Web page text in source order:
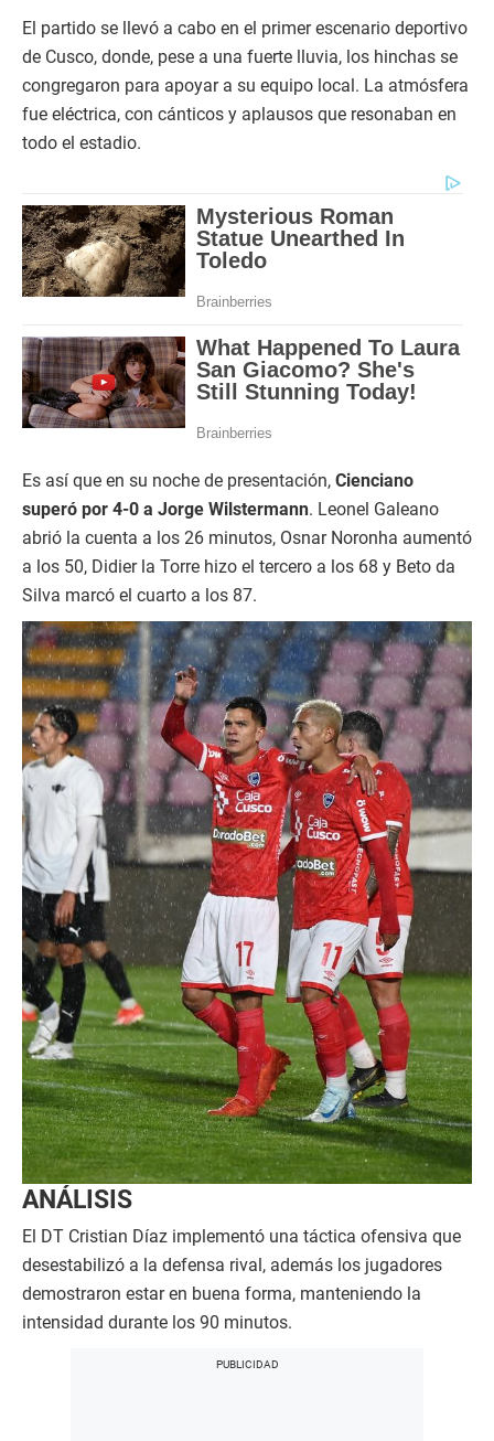
El partido se llevó a cabo en el primer escenario deportivo
de Cusco, donde, pese a una fuerte lluvia, los hinchas se
congregaron para apoyar a su equipo local. La atmósfera
fue eléctrica, con cánticos y aplausos que resonaban en
todo el estadio.
Es así que en su noche de presentación, Cienciano
superó por 4-0 a Jorge Wilstermann. Leonel Galeano
abrió la cuenta a los 26 minutos, Osnar Noronha aumentó
a los 50, Didier la Torre hizo el tercero a los 68 y Beto da
Silva marcó el cuarto a los 87.
ANÁLISIS
El DT Cristian Díaz implementó una táctica ofensiva que
desestabilizó a la defensa rival, además los jugadores
demostraron estar en buena forma, manteniendo la
intensidad durante los 90 minutos.